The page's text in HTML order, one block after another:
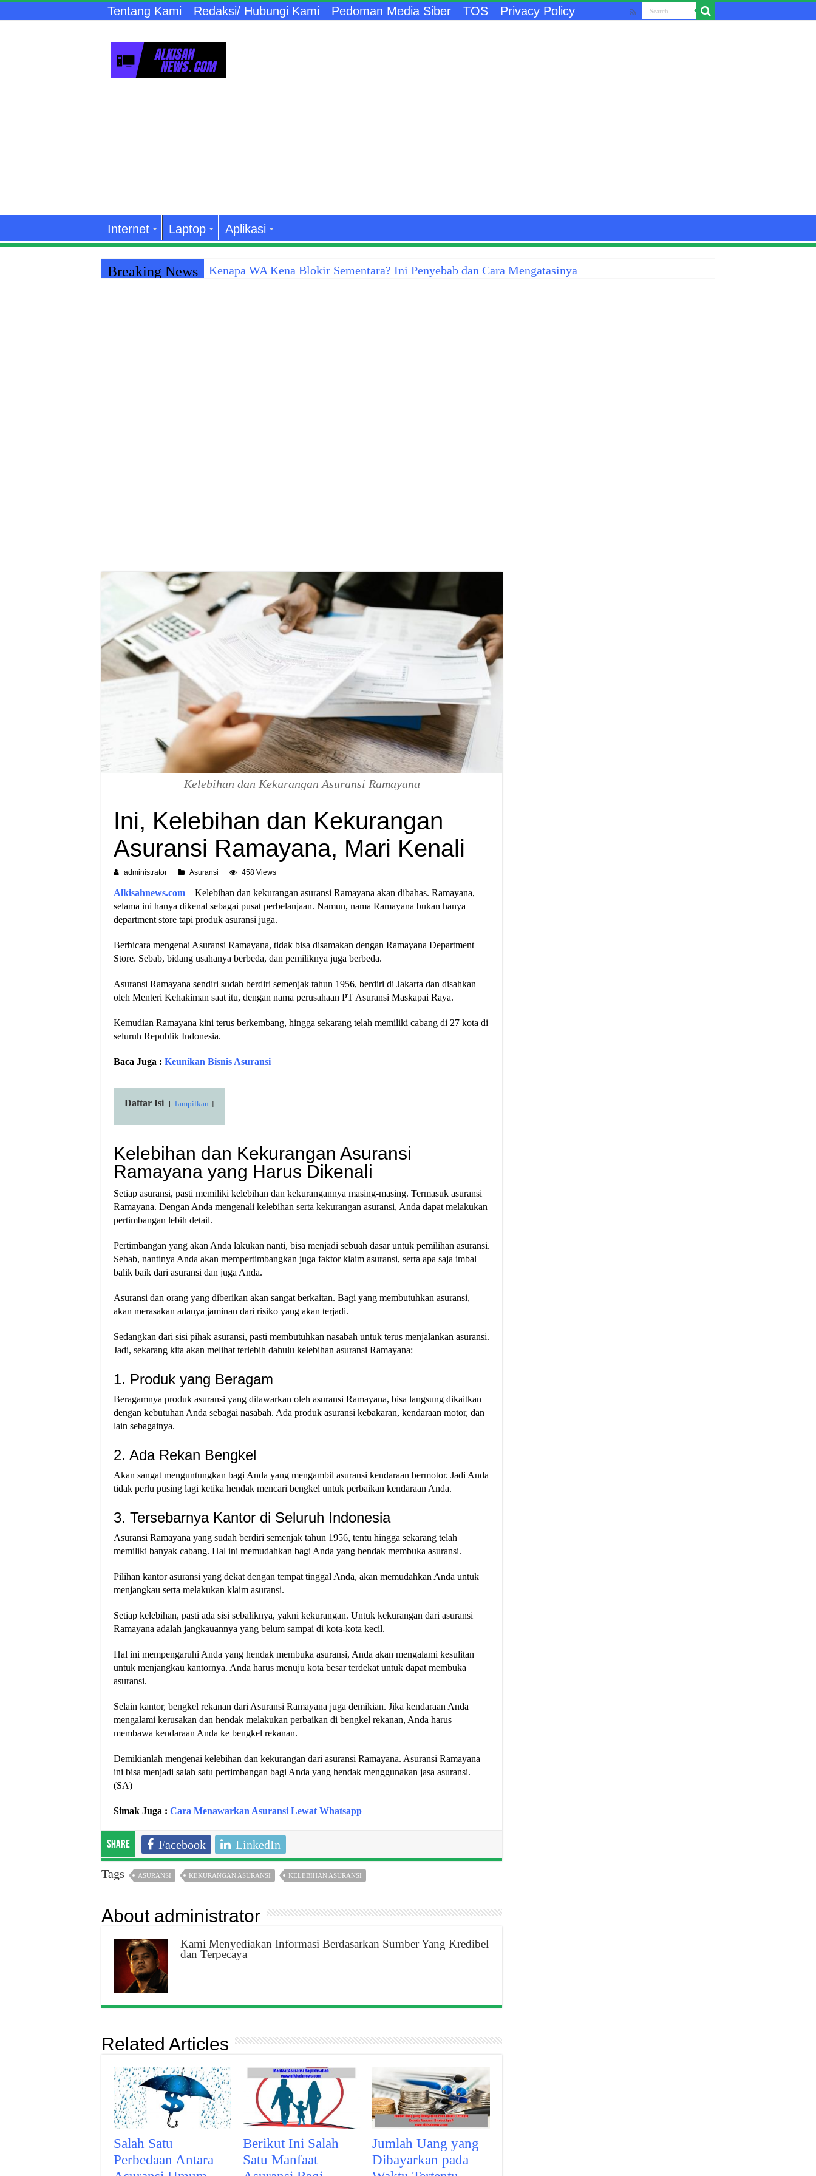
Tentang Kami Redaksi/ Hubungi Kami Pedoman Media Siber TOS Privacy Policy
Internet Laptop Aplikasi
Breaking News Kenapa WA Kena Blokir Sementara? Ini Penyebab dan Cara Mengatasinya
Kelebihan dan Kekurangan Asuransi Ramayana
Ini, Kelebihan dan Kekurangan
Asuransi Ramayana, Mari Kenali
administrator Asuransi 458 Views
Alkisahnews.com – Kelebihan dan kekurangan asuransi Ramayana akan dibahas. Ramayana,
selama ini hanya dikenal sebagai pusat perbelanjaan. Namun, nama Ramayana bukan hanya
department store tapi produk asuransi juga.
Berbicara mengenai Asuransi Ramayana, tidak bisa disamakan dengan Ramayana Department
Store. Sebab, bidang usahanya berbeda, dan pemiliknya juga berbeda.
Asuransi Ramayana sendiri sudah berdiri semenjak tahun 1956, berdiri di Jakarta dan disahkan
oleh Menteri Kehakiman saat itu, dengan nama perusahaan PT Asuransi Maskapai Raya.
Kemudian Ramayana kini terus berkembang, hingga sekarang telah memiliki cabang di 27 kota di
seluruh Republik Indonesia.
Baca Juga : Keunikan Bisnis Asuransi
Daftar Isi Tampilkan
Kelebihan dan Kekurangan Asuransi
Ramayana yang Harus Dikenali
Setiap asuransi, pasti memiliki kelebihan dan kekurangannya masing-masing. Termasuk asuransi
Ramayana. Dengan Anda mengenali kelebihan serta kekurangan asuransi, Anda dapat melakukan
pertimbangan lebih detail.
Pertimbangan yang akan Anda lakukan nanti, bisa menjadi sebuah dasar untuk pemilihan asuransi.
Sebab, nantinya Anda akan mempertimbangkan juga faktor klaim asuransi, serta apa saja imbal
balik baik dari asuransi dan juga Anda.
Asuransi dan orang yang diberikan akan sangat berkaitan. Bagi yang membutuhkan asuransi,
akan merasakan adanya jaminan dari risiko yang akan terjadi.
Sedangkan dari sisi pihak asuransi, pasti membutuhkan nasabah untuk terus menjalankan asuransi.
Jadi, sekarang kita akan melihat terlebih dahulu kelebihan asuransi Ramayana:
1. Produk yang Beragam
Beragamnya produk asuransi yang ditawarkan oleh asuransi Ramayana, bisa langsung dikaitkan
dengan kebutuhan Anda sebagai nasabah. Ada produk asuransi kebakaran, kendaraan motor, dan
lain sebagainya.
2. Ada Rekan Bengkel
Akan sangat menguntungkan bagi Anda yang mengambil asuransi kendaraan bermotor. Jadi Anda
tidak perlu pusing lagi ketika hendak mencari bengkel untuk perbaikan kendaraan Anda.
3. Tersebarnya Kantor di Seluruh Indonesia
Asuransi Ramayana yang sudah berdiri semenjak tahun 1956, tentu hingga sekarang telah
memiliki banyak cabang. Hal ini memudahkan bagi Anda yang hendak membuka asuransi.
Pilihan kantor asuransi yang dekat dengan tempat tinggal Anda, akan memudahkan Anda untuk
menjangkau serta melakukan klaim asuransi.
Setiap kelebihan, pasti ada sisi sebaliknya, yakni kekurangan. Untuk kekurangan dari asuransi
Ramayana adalah jangkauannya yang belum sampai di kota-kota kecil.
Hal ini mempengaruhi Anda yang hendak membuka asuransi, Anda akan mengalami kesulitan
untuk menjangkau kantornya. Anda harus menuju kota besar terdekat untuk dapat membuka
asuransi.
Selain kantor, bengkel rekanan dari Asuransi Ramayana juga demikian. Jika kendaraan Anda
mengalami kerusakan dan hendak melakukan perbaikan di bengkel rekanan, Anda harus
membawa kendaraan Anda ke bengkel rekanan.
Demikianlah mengenai kelebihan dan kekurangan dari asuransi Ramayana. Asuransi Ramayana
ini bisa menjadi salah satu pertimbangan bagi Anda yang hendak menggunakan jasa asuransi.
(SA)
Simak Juga : Cara Menawarkan Asuransi Lewat Whatsapp
Share Facebook LinkedIn
Tags ASURANSI KEKURANGAN ASURANSI KELEBIHAN ASURANSI
About administrator
Kami Menyediakan Informasi Berdasarkan Sumber Yang Kredibel
dan Terpecaya
Related Articles
Salah Satu
Perbedaan Antara
Berikut Ini Salah
Satu Manfaat
Jumlah Uang yang
Dibayarkan pada